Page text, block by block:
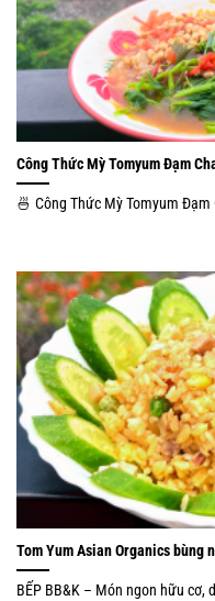
Công Thức Mỳ Tomyum Đạm
🍜 Công Thức Mỳ Tomyum
Tom Yum Asian Organics bùng
BẾP BB&K – Món ngon hữu